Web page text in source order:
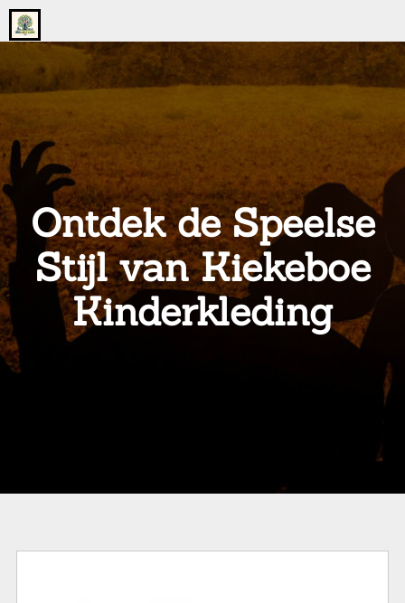
Go
to
home
page
onsgrotegezin.nl
Ontdek de Speelse
Stijl van Kiekeboe
Kinderkleding